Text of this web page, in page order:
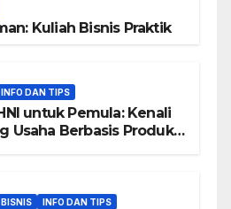
Kuliah Bisnis Praktik
INFO DAN TIPS
untuk Pemula: Kenali
Usaha Berbasis Produk,
BISNIS INFO DAN TIPS